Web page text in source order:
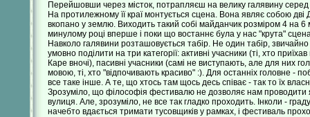
Перейшовши через місток, потрапляєш на велику галявину
На протилежному її краї монтується сцена. Вона являє собою дві
вкопано у землю. Виходить такий собі майданчик розміром 4
минулому році вперше і поки що востаннє була у нас "крута"
Навколо галявини розташовується табір. Не один табір, звичайно
умовно поділити на три категорії: активні учасники (ті, хто
Каре вночі), пасивні учасники (самі не виступають, але для них
мовою, ті, хто "відпочивають красиво" :). Для останніх головне -
все таке інше. А те, що хтось там щось десь співає - так то їх
Зрозуміло, що філософія фестивалю не дозволяє нам
вулиця. Але, зрозуміло, не все так гладко проходить. Інколи -
начебто вдається тримати тусовщиків у рамках, і фестиваль